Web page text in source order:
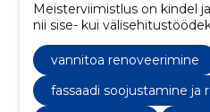
Meisterviimistlus on kindel
nii sise- kui
kuuluvad vundamendi- ja
siseviimistlustööd ja
professionaalne tiim tagab
klientide rahulolu.
vannitoa renoveerimine
fassaadi soojustamine ja